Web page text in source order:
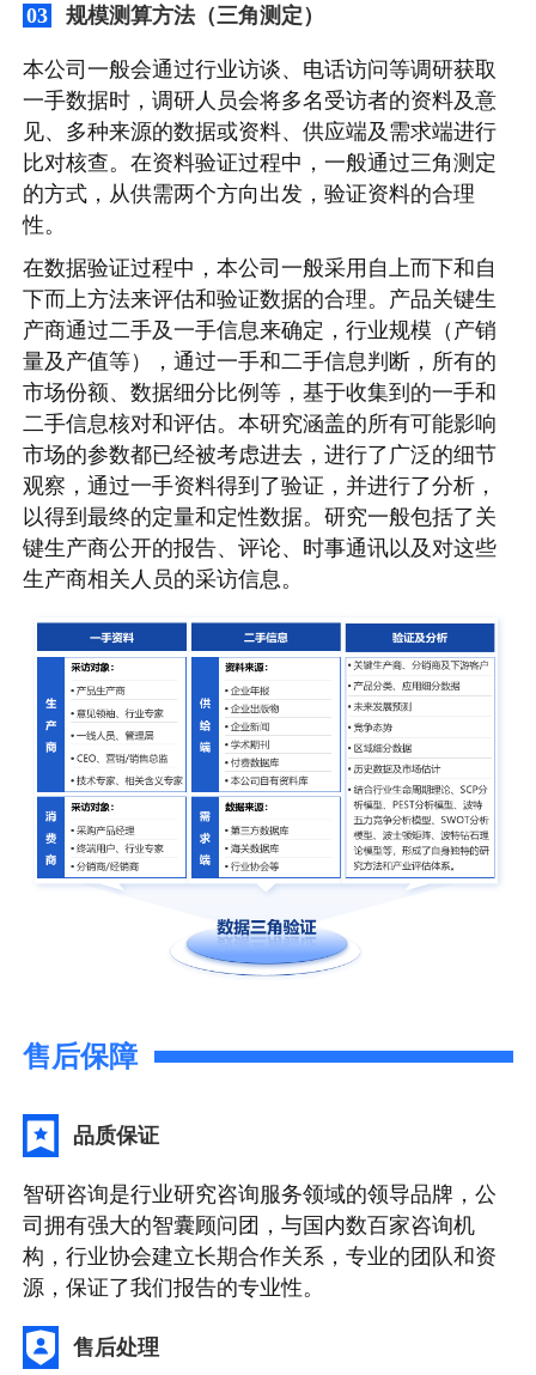
03 规模测算方法（三角测定）
本公司一般会通过行业访谈、电话访问等调研获取
一手数据时，调研人员会将多名受访者的资料及意
见、多种来源的数据或资料、供应端及需求端进行
比对核查。在资料验证过程中，一般通过三角测定
的方式，从供需两个方向出发，验证资料的合理
性。
在数据验证过程中，本公司一般采用自上而下和自
下而上方法来评估和验证数据的合理。产品关键生
产商通过二手及一手信息来确定，行业规模（产销
量及产值等），通过一手和二手信息判断，所有的
市场份额、数据细分比例等，基于收集到的一手和
二手信息核对和评估。本研究涵盖的所有可能影响
市场的参数都已经被考虑进去，进行了广泛的细节
观察，通过一手资料得到了验证，并进行了分析，
以得到最终的定量和定性数据。研究一般包括了关
键生产商公开的报告、评论、时事通讯以及对这些
生产商相关人员的采访信息。
售后保障
品质保证
智研咨询是行业研究咨询服务领域的领导品牌，公
司拥有强大的智囊顾问团，与国内数百家咨询机
构，行业协会建立长期合作关系，专业的团队和资
源，保证了我们报告的专业性。
售后处理